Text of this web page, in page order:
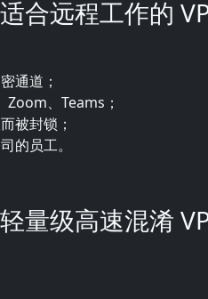
合远程工作的
通道；
Zoom、Teams；
被封锁；
的员工。
量级高速混淆